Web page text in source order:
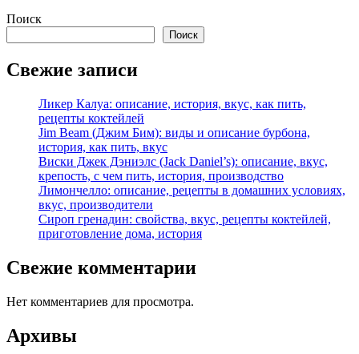
Поиск
Поиск
Свежие записи
Ликер Калуа: описание, история, вкус, как пить,
рецепты коктейлей
Jim Beam (Джим Бим): виды и описание бурбона,
история, как пить, вкус
Виски Джек Дэниэлс (Jack Daniel’s): описание, вкус,
крепость, с чем пить, история, производство
Лимончелло: описание, рецепты в домашних условиях,
вкус, производители
Сироп гренадин: свойства, вкус, рецепты коктейлей,
приготовление дома, история
Свежие комментарии
Нет комментариев для просмотра.
Архивы